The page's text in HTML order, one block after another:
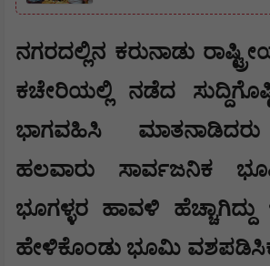
ನಗರದಲ್ಲಿನ ಕರುನಾಡು
ಕಚೇರಿಯಲ್ಲಿ ನಡೆದ
ಭಾಗವಹಿಸಿ ಮಾತನಾಡಿದರು
ಹಲವಾರು ಸಾರ್ವಜನಿಕ
ಭೂಗಳ್ಳರ ಹಾವಳಿ ಹೆಚ್ಚಾಗಿದ್ದು
ಹೇಳಿಕೊಂಡು ಭೂಮಿ